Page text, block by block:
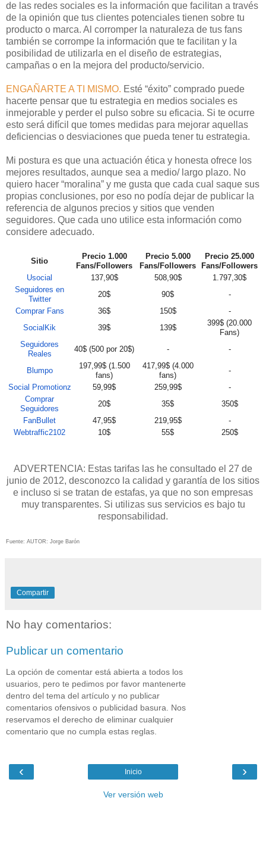
de las redes sociales es la información que facilitan a través
de la opinión que tus clientes potenciales tienen sobre tu
producto o marca. Al corromper la naturaleza de tus fans
también se corrompe la información que te facilitan y la
posibilidad de utilizarla en el diseño de estrategias,
campañas o en la mejora del producto/servicio.
ENGAÑARTE A TI MISMO. Esté “éxito” comprado puede
hacerte pensar que tu estrategia en medios sociales es
inmejorable y perder el pulso sobre su eficacia. Si te ocurre
esto será difícil que tomes medidas para mejorar aquellas
deficiencias o desviaciones que pueda tener tu estrategia.
Mi postura es que una actuación ética y honesta ofrece los
mejores resultados, aunque sea a medio/ largo plazo. No
quiero hacer “moralina” y me gusta que cada cual saque sus
propias conclusiones, por eso no podía dejar de publicar la
referencia de algunos precios y sitios que venden
seguidores. Que cada uno utilice esta información como
considere adecuado.
Sitio
Precio 1.000
Fans/Followers
Precio 5.000
Fans/Followers
Precio 25.000
Fans/Followers
Usocial
137,90$ 508,90$
1.797,30$
Seguidores en
Twitter
20$ 90$
-
Comprar Fans
36$ 150$
-
SocialKik
39$ 139$
399$ (20.000
Fans)
Seguidores
Reales
40$ (500 por 20$) - -
Blumpo
197,99$ (1.500
fans)
417,99$ (4.000
fans)
-
Social Promotionz
59,99$ 259,99$
-
Comprar
Seguidores
20$ 35$
350$
FanBullet
47,95$ 219,95$
-
Webtraffic2102
10$ 55$ 250$
ADVERTENCIA: Estas tarifas las he consultado el 27 de
junio de 2012, desconozco la calidad y garantía de los sitios
e incluso si se tratan de estafas, ya que no son empresas
muy transparentes. Si utilizas sus servicios es bajo tu
responsabilidad.
Fuente: AUTOR: Jorge Barón
Compartir
No hay comentarios:
Publicar un comentario
La opción de comentar está abierta a todos los
usuarios, pero te pedimos por favor mantenerte
dentro del tema del artículo y no publicar
comentarios ofensivos o publicidad basura. Nos
reservamos el derecho de eliminar cualquier
comentario que no cumpla estas reglas.
‹ ›
Inicio
Ver versión web